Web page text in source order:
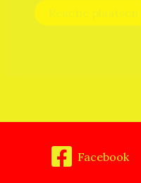
Facebook